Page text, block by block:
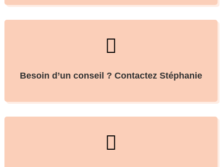

Besoin d’un conseil ? Contactez Stéphanie
